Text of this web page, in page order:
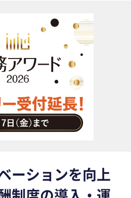
ョン活性化
・SDGs
削減
調査・レポート
ーションを向上